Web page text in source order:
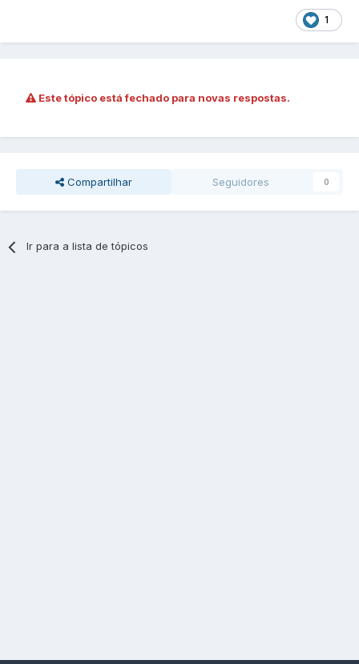
1
Este tópico está fechado para novas respostas.
Compartilhar Seguidores 0
Ir para a lista de tópicos